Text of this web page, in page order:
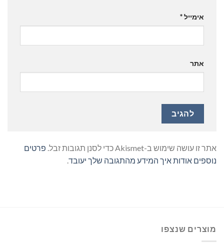
אימייל*
אתר
אתר זו עושה שימוש ב-Akismet כדי לסנן תגובות זבל.
פרטים
נוספים אודות איך המידע מהתגובה שלך יעובד.
מוצרים שנצפו